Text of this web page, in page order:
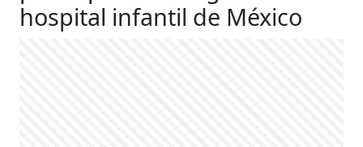
hospital infantil de México